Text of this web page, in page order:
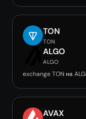
TON
TON
ALGO
ALGO
exchange TON на
AVAX